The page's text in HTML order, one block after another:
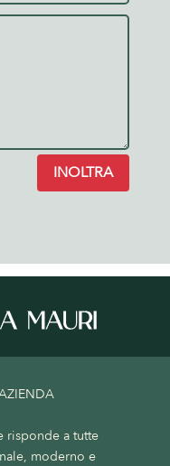
INOLTRA
risponde a tutte
moderno e